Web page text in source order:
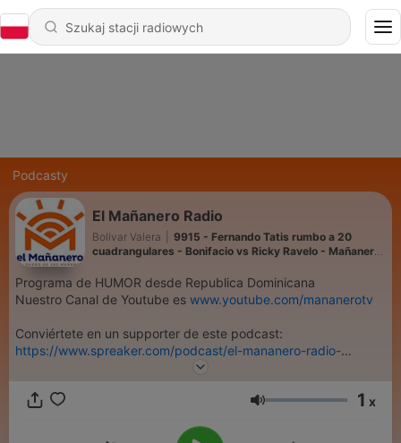
Podcasty
El Mañanero Radio
Bolivar Valera
9915 - Fernando Tatis rumbo a 20
cuadrangulares - Bonifacio vs Ricky Ravelo - Mañanero
Programa de HUMOR desde Republica Dominicana
Nuestro Canal de Youtube es www.youtube.com/mananerotv
Conviértete en un supporter de este podcast:
https://www.spreaker.com/podcast/el-mananero-radio-
Głośność 1 x